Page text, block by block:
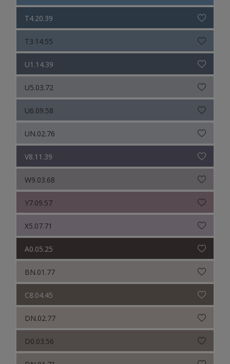
T4.20.39
T3.14.55
U1.14.39
U5.03.72
U6.09.58
UN.02.76
V8.11.39
W9.03.68
Y7.09.57
X5.07.71
A0.05.25
BN.01.77
C8.04.45
DN.02.77
D0.03.56